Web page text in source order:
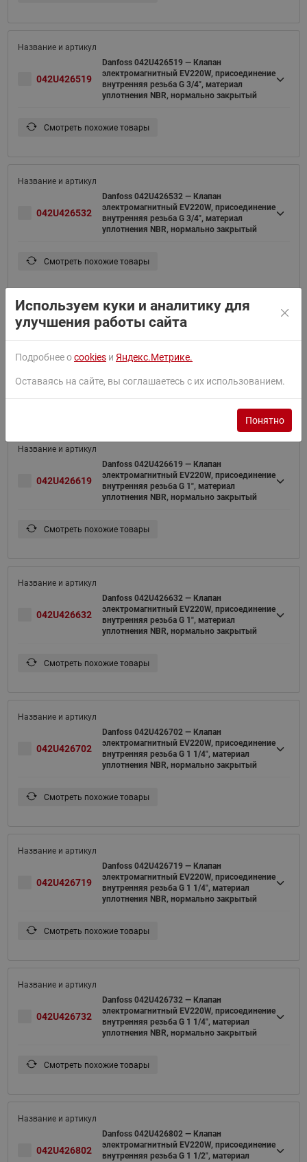
042U426519
Danfoss 042U426519 — Клапан
электромагнитный EV220W, присоединение
внутренняя резьба G 3/4", материал
уплотнения NBR, нормально закрытый
Смотреть похожие товары
042U426532
Danfoss 042U426532 — Клапан
электромагнитный EV220W, присоединение
внутренняя резьба G 3/4", материал
уплотнения NBR, нормально закрытый
Смотреть похожие товары
электромагнитный EV220W, присоединение
внутренняя резьба G 1", материал
уплотнения NBR, нормально закрытый
042U426619
Danfoss 042U426619 — Клапан
электромагнитный EV220W, присоединение
внутренняя резьба G 1", материал
уплотнения NBR, нормально закрытый
Смотреть похожие товары
042U426632
Danfoss 042U426632 — Клапан
электромагнитный EV220W, присоединение
внутренняя резьба G 1", материал
уплотнения NBR, нормально закрытый
Смотреть похожие товары
042U426702
Danfoss 042U426702 — Клапан
электромагнитный EV220W, присоединение
внутренняя резьба G 1 1/4", материал
уплотнения NBR, нормально закрытый
Смотреть похожие товары
042U426719
Danfoss 042U426719 — Клапан
электромагнитный EV220W, присоединение
внутренняя резьба G 1 1/4", материал
уплотнения NBR, нормально закрытый
Смотреть похожие товары
042U426732
Danfoss 042U426732 — Клапан
электромагнитный EV220W, присоединение
внутренняя резьба G 1 1/4", материал
уплотнения NBR, нормально закрытый
Смотреть похожие товары
042U426802
Danfoss 042U426802 — Клапан
электромагнитный EV220W, присоединение
внутренняя резьба G 1 1/2", материал
Используем куки и аналитику для
улучшения работы сайта
Подробнее оcookies и Яндекс.Метрике.
Оставаясь на сайте, вы соглашаетесь с их использованием.
Понятно